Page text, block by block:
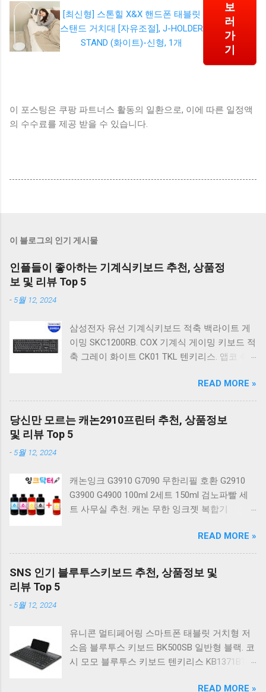
[최신형] 스톤힐 X&X 핸드폰 태블릿
스탠드 거치대 [자유조절], J-HOLDER
STAND (화이트)-신형, 1개
보
러
가
기
이 포스팅은 쿠팡 파트너스 활동의 일환으로, 이에 따른 일정액
의 수수료를 제공 받을 수 있습니다.
이 블로그의 인기 게시물
인플들이 좋아하는 기계식키보드 추천, 상품정
보 및 리뷰 Top 5
- 5월 12, 2024
삼성전자 유선 기계식키보드 적축 백라이트 게
이밍 SKC1200RB. COX 기계식 게이밍 키보드 적
축 그레이 화이트 CK01 TKL 텐키리스. 앱코 축
랙 K560 일반형. 앱코 K517 레트로 기계식 게이
밍 유선키보드 갈축 일반형 레트로 베이지. 체리
키보드 G803000S TKL RGB 게이밍 텐키리스 기
계식 키보드 4종 축 선택 저소음적축 블랙. 체리
베이지 K517 Retro. COX CK01 교체축 사이드
RGB 게이밍 기계식 키보드 네이비 CK01NV적축
일반형. 체리키보드 XTRFY MX BOARD 3.1 RGB
COX 기계식 게이밍 키보드 갈축 그레이 화이트
CK01 TKL 텐키리스 기계식키보드 구매를 고려
하실 때, 추가 할인 혜택을 놓치지 마세요. 다양
정이 많이 어려우시죠? 특히 기계식키보드 같은
상품을 고를 때는 더 고민이 많을 수 밖에 없습
니다. 다양한 상품들을 상세스펙 과 가격 을 꼼
READ MORE »
당신만 모르는 캐논2910프린터 추천, 상품정보
및 리뷰 Top 5
- 5월 12, 2024
캐논잉크 G3910 G7090 무한리필 호환 G2910
G3900 G4900 100ml 2세트 150ml 검노파빨 세
트 사무실 추천. 캐논 무한 잉크젯 복합기
논 PIXMA G2910 잉크포함 정품 무한복합기 컬
러 잉크젯복합기 가정용프린터 상세정보참조.
캐논 G시리즈 프린터 정품 헤드 카트리지
G1900 G2900 G3900 G4900 G2910 G3910
G4902 G4910 G4911 리필 잉크 1개 GI990
500ml 4색세트. 캐논 빌트인 정품무한 복합기
G2910 정품잉크 포함충전잉크4색 추가증정. 캐
READ MORE »
SNS 인기 블루투스키보드 추천, 상품정보 및
리뷰 Top 5
- 5월 12, 2024
유니콘 멀티페어링 스마트폰 태블릿 거치형 저
소음 블루투스 키보드 BK500SB 일반형 블랙. 코
시 모모 블루투스 키보드 텐키리스 KB1371BT
READ MORE »